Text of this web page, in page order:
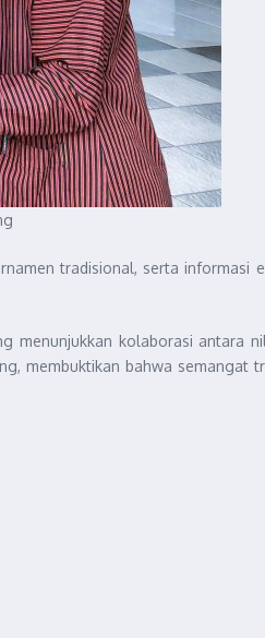
tradisional, serta informasi
menunjukkan kolaborasi antara
membuktikan bahwa semangat